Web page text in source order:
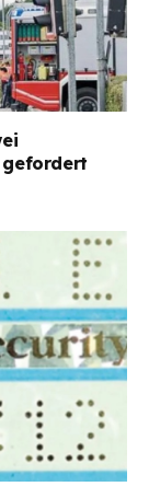
gefordert